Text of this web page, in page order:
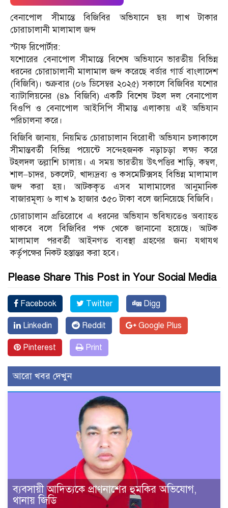
বেনাপোল সীমান্তে বিজিবির অভিযানে ছয় লাখ টাকার
চোরাচালানী মালামাল জব্দ
স্টাফ রিপোর্টার:
যশোরের বেনাপোল সীমান্তে বিশেষ অভিযানে ভারতীয় বিভিন্ন
ধরনের চোরাচালানী মালামাল জব্দ করেছে বর্ডার গার্ড বাংলাদেশ
(বিজিবি)। শুক্রবার (০৬ ডিসেম্বর ২০২৫) সকালে বিজিবির যশোর
ব্যাটালিয়নের (৪৯ বিজিবি) একটি বিশেষ টহল দল বেনাপোল
বিওপি ও বেনাপোল আইসিপি সীমান্ত এলাকায় এই অভিযান
পরিচালনা করে।
বিজিবি জানায়, নিয়মিত চোরাচালান বিরোধী অভিযান চলাকালে
সীমান্তবর্তী বিভিন্ন পয়েন্টে সন্দেহজনক নড়াচড়া লক্ষ্য করে
টহলদল তল্লাশি চালায়। এ সময় ভারতীয় উৎপত্তির শাড়ি, কম্বল,
শাল–চাদর, চকলেট, খাদ্যদ্রব্য ও কসমেটিক্সসহ বিভিন্ন মালামাল
জব্দ করা হয়। আটককৃত এসব মালামালের আনুমানিক
বাজারমূল্য ৬ লাখ ৯ হাজার ৩৫০ টাকা বলে জানিয়েছে বিজিবি।
চোরাচালান প্রতিরোধে এ ধরনের অভিযান ভবিষ্যতেও অব্যাহত
থাকবে বলে বিজিবির পক্ষ থেকে জানানো হয়েছে। আটক
মালামাল পরবর্তী আইনগত ব্যবস্থা গ্রহণের জন্য যথাযথ
কর্তৃপক্ষের নিকট হস্তান্তর করা হবে।
Please Share This Post in Your Social Media
Facebook Twitter Digg
Linkedin Reddit Google Plus
Pinterest Print
আরো খবর দেখুন
ব্যবসায়ী আদিত্যকে প্রাণনাশের হুমকির অভিযোগ,
থানায় জিডি